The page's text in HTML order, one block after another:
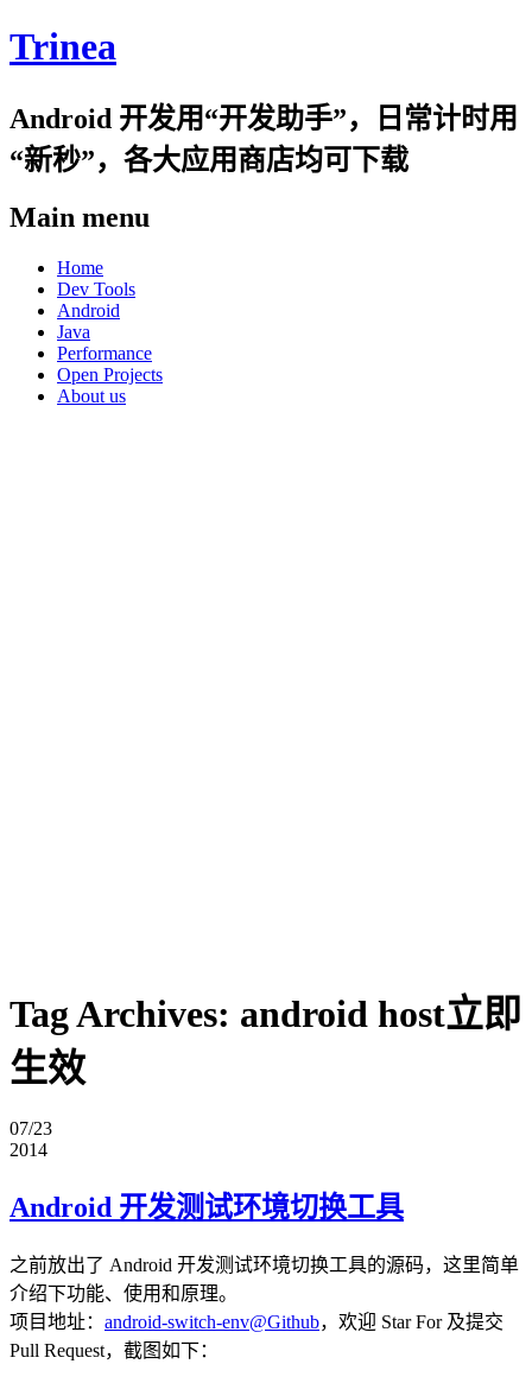
Trinea
Android 开发用“开发助手”，日常计时用
“新秒”，各大应用商店均可下载
Main menu
Skip
content
Home
Dev Tools
Android
Java
Performance
Open Projects
About us
Tag Archives: android host立即
生效
07/23
2014
Android 开发测试环境切换工具
之前放出了 Android 开发测试环境切换工具的源码，这里简单
介绍下功能、使用和原理。
项目地址： android-switch-env@Github，欢迎 Star For 及提交
Pull Request，截图如下：